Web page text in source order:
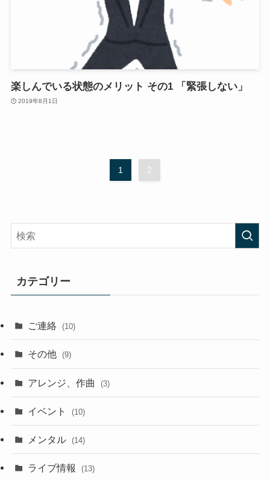
楽しんでいる状態のメリット その1 「緊張しない」
2019年8月1日
1 2
カテゴリー
ご連絡 (10)
その他 (9)
アレンジ、作曲 (3)
イベント (10)
メンタル (14)
ライブ情報 (13)